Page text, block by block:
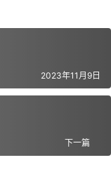
2023年11月9日
下一篇